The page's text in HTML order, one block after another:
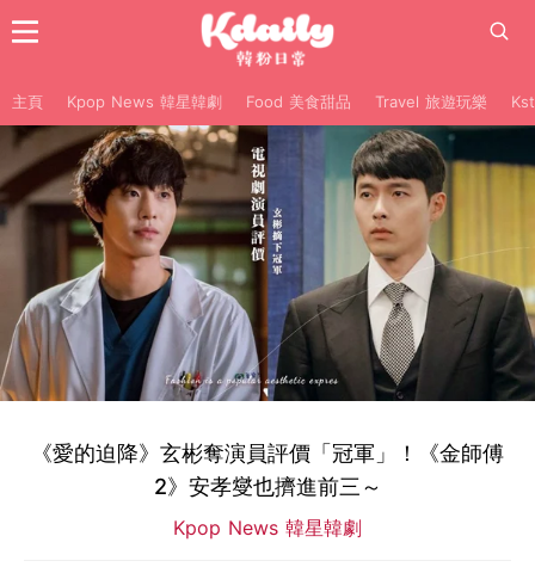
主頁 Kpop News 韓星韓劇 Food 美食甜品 Travel 旅遊玩樂
《愛的迫降》玄彬奪演員評價「冠軍」！《金師傅
2》安孝燮也擠進前三～
Kpop News 韓星韓劇